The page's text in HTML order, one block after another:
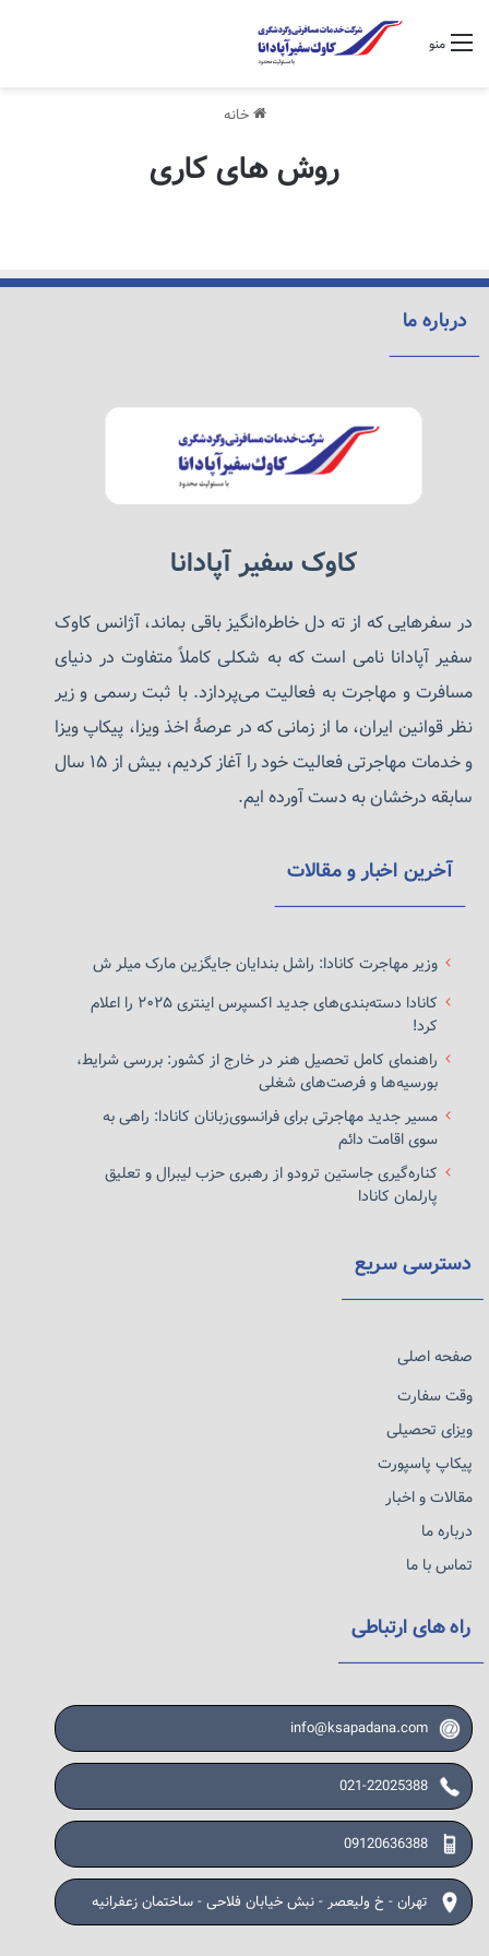
منو
خانه
روش های کاری
درباره ما
کاوک سفیر آپادانا
در سفرهایی که از ته دل خاطره‌انگیز باقی بماند، آژانس کاوک
سفیر آپادانا نامی است که به شکلی کاملاً متفاوت در دنیای
مسافرت و مهاجرت به فعالیت می‌پردازد. با ثبت رسمی و زیر
نظر قوانین ایران، ما از زمانی که در عرصهٔ اخذ ویزا، پیکاپ ویزا
و خدمات مهاجرتی فعالیت خود را آغاز کردیم، بیش از ۱۵ سال
سابقه درخشان به دست آورده ایم.
آخرین اخبار و مقالات
وزیر مهاجرت کانادا: راشل بندایان جایگزین مارک میلر ش
کانادا دسته‌بندی‌های جدید اکسپرس اینتری ۲۰۲۵ را اعلام
کرد!
راهنمای کامل تحصیل هنر در خارج از کشور: بررسی شرایط،
بورسیه‌ها و فرصت‌های شغلی
مسیر جدید مهاجرتی برای فرانسوی‌زبانان کانادا: راهی به
سوی اقامت دائم
کناره‌گیری جاستین ترودو از رهبری حزب لیبرال و تعلیق
پارلمان کانادا
دسترسی سریع
صفحه اصلی
وقت سفارت
ویزای تحصیلی
پیکاپ پاسپورت
مقالات و اخبار
درباره ما
تماس با ما
راه های ارتباطی
info@ksapadana.com
021-22025388
09120636388
تهران - خ ولیعصر - نبش خیابان فلاحی - ساختمان زعفرانیه